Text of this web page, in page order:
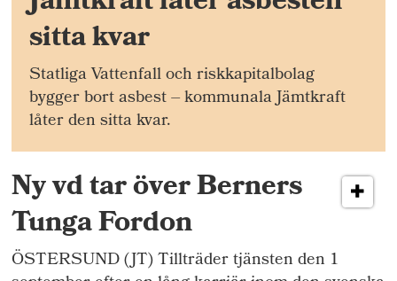
sitta kvar
Statliga Vattenfall och riskkapitalbolag
bygger bort asbest – kommunala Jämtkraft
låter den sitta kvar.
Ny vd tar över Berners
Tunga Fordon
ÖSTERSUND (JT) Tillträder tjänsten den 1